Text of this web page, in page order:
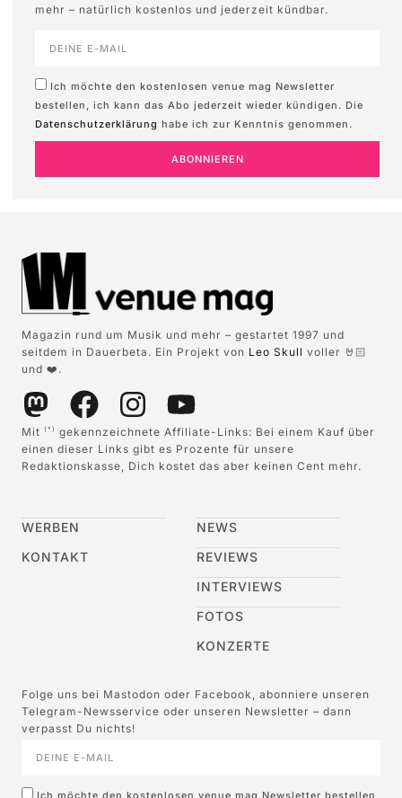
mehr – natürlich kostenlos und jederzeit kündbar.
Ich möchte den kostenlosen venue mag Newsletter
bestellen, ich kann das Abo jederzeit wieder kündigen. Die
Datenschutzerklärung habe ich zur Kenntnis genommen.
ABONNIEREN
Magazin rund um Musik und mehr – gestartet 1997 und
seitdem in Dauerbeta. Ein Projekt von Leo Skull voller 🤘🏻
und ❤️.
Mit (*)
gekennzeichnete Affiliate-Links: Bei einem Kauf über
einen dieser Links gibt es Prozente für unsere
Redaktionskasse, Dich kostet das aber keinen Cent mehr.
WERBEN
KONTAKT
NEWS
REVIEWS
INTERVIEWS
FOTOS
KONZERTE
Folge uns bei Mastodon oder Facebook, abonniere unseren
Telegram-Newsservice oder unseren Newsletter – dann
verpasst Du nichts!
Ich möchte den kostenlosen venue mag Newsletter bestellen,